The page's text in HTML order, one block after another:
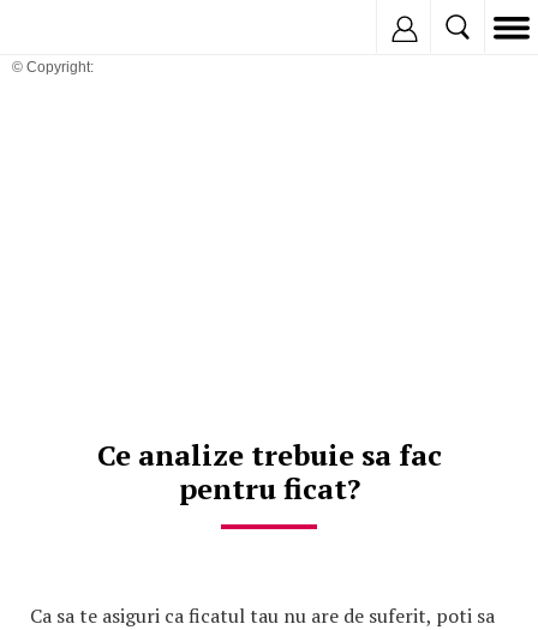
© Copyright:
Ce analize trebuie sa fac
pentru ficat?
Ca sa te asiguri ca ficatul tau nu are de suferit, poti sa